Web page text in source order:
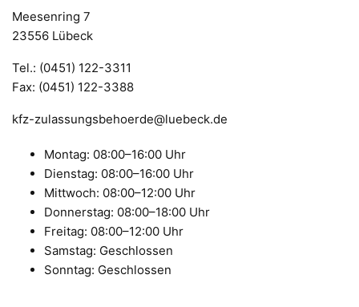
Meesenring 7
23556 Lübeck
Tel.: ​(0451) 122-3311
Fax: ​(0451) 122-3388
kfz-zulassungsbehoerde@luebeck.de
Montag: 08:00–16:00 Uhr
Dienstag: 08:00–16:00 Uhr
Mittwoch: 08:00–12:00 Uhr
Donnerstag: 08:00–18:00 Uhr
Freitag: 08:00–12:00 Uhr
Samstag: Geschlossen
Sonntag: Geschlossen